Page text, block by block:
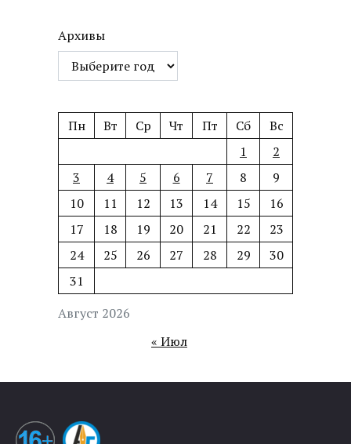
Архивы
Август 2026
Пн Вт Ср Чт Пт Сб
Вс
1
2
3
4 5 6 7 8
9
10
11 12 13 14 15
16
17
18 19 20 21 22
23
24
25 26 27 28 29
30
31
« Июл